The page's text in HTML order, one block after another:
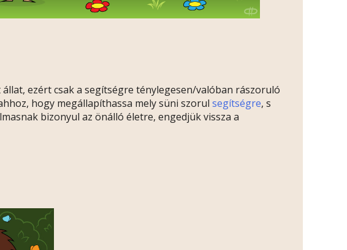
ezért csak a segítségre ténylegesen/valóban rászoruló
hogy megállapíthassa mely süni szorul segítségre, s
bizonyul az önálló életre, engedjük vissza a